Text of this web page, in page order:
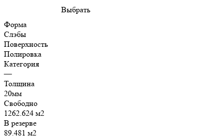
Выбрать
Форма
Слэбы
Поверхность
Полировка
Категория
—
Толщина
20мм
Свободно
1262.624 м2
В резерве
89.481 м2